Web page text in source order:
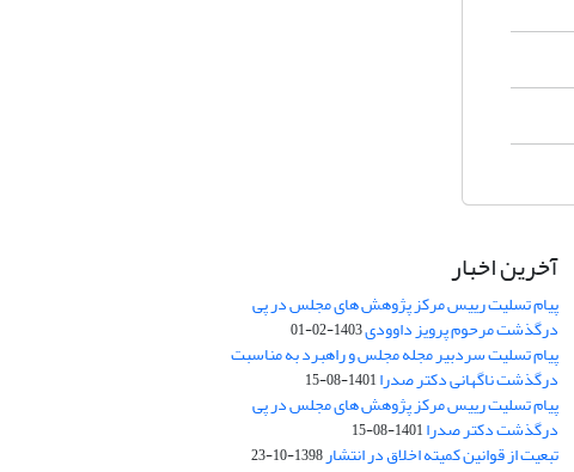
آخرین اخبار
پیام تسلیت رییس مرکز پژوهش های مجلس در پی
درگذشت مرحوم پرویز داوودی1403-02-01
پیام تسلیت سردبیر مجله مجلس و راهبرد به مناسبت
درگذشت ناگهانی دکتر صدرا1401-08-15
پیام تسلیت رییس مرکز پژوهش های مجلس در پی
درگذشت دکتر صدرا1401-08-15
تبعیت از قوانین کمیته اخلاق در انتشار1398-10-23